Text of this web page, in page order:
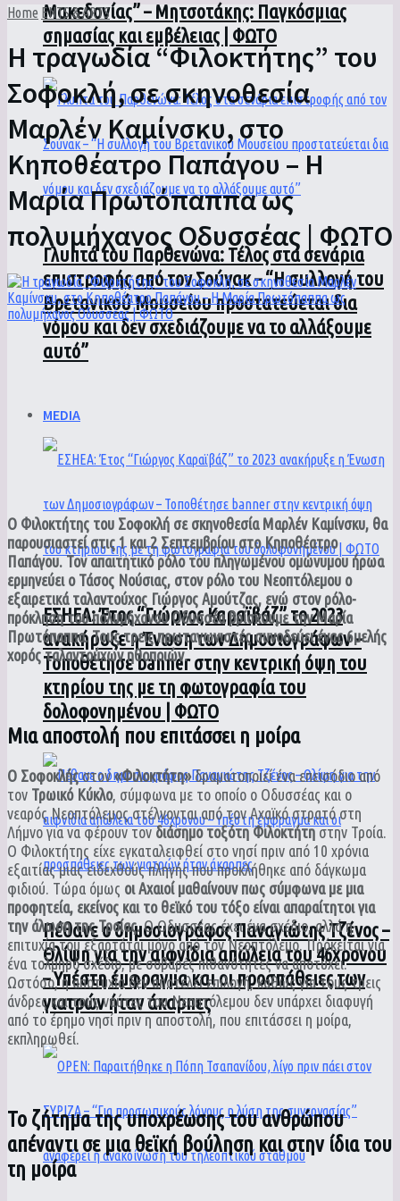
Μακεδονίας” – Μητσοτάκης: Παγκόσμιας
σημασίας και εμβέλειας | ΦΩΤΟ
Γλυπτά του Παρθενώνα: Τέλος στα σενάρια
επιστροφής από τον Σούνακ – “Η συλλογή του
Βρετανικού Μουσείου προστατεύεται δια
νόμου και δεν σχεδιάζουμε να το αλλάξουμε
αυτό”
MEDIA
ΕΣΗΕΑ: Έτος “Γιώργος Καραϊβάζ” το 2023
ανακήρυξε η Ένωση των Δημοσιογράφων –
Τοποθέτησε banner στην κεντρική όψη του
κτηρίου της με τη φωτογραφία του
δολοφονημένου | ΦΩΤΟ
Πέθανε ο δημοσιογράφος Παναγιώτης Τζένος –
Θλίψη για την αιφνίδια απώλεια του 46χρονου
– Υπέστη έμφραγμα και οι προσπάθειες των
γιατρών ήταν άκαρπες
Home ENTS & ARTS
Η τραγωδία “Φιλοκτήτης” του
Σοφοκλή, σε σκηνοθεσία
Μαρλέν Καμίνσκυ, στο
Κηποθέατρο Παπάγου – Η
Μαρία Πρωτόπαππα ως
πολυμήχανος Οδυσσέας | ΦΩΤΟ
Ο Φιλοκτήτης του Σοφοκλή σε σκηνοθεσία Μαρλέν Καμίνσκυ, θα
παρουσιαστεί στις 1 και 2 Σεπτεμβρίου στο Κηποθέατρο
Παπάγου. Τον απαιτητικό ρόλο του πληγωμένου ομώνυμου ήρωα
ερμηνεύει ο Τάσος Νούσιας, στον ρόλο του Νεοπτόλεμου ο
εξαιρετικά ταλαντούχος Γιώργος Αμούτζας, ενώ στον ρόλο-
πρόκληση του πολυμήχανου Οδυσσέα βρίσκουμε τηνΜαρία
Πρωτόπαππα. Τους τρεις πρωταγωνιστές συνοδεύει ένας 6μελής
χορός ταλαντούχων ηθοποιών.
Μια αποστολή που επιτάσσει η μοίρα
Ο Σοφοκλήςστον«Φιλοκτήτη»δραματοποιεί ένα επεισόδιο από
τον Τρωικό Κύκλο, σύμφωνα με το οποίο ο Οδυσσέας και ο
νεαρός Νεοπτόλεμος στέλνονται από τον Αχαϊκό στρατό στη
Λήμνο για να φέρουν τονδιάσημο τοξότη Φιλοκτήτηστην Τροία.
Ο Φιλοκτήτης είχε εγκαταλειφθεί στο νησί πριν από 10 χρόνια
εξαιτίας μιας ειδεχθούς πληγής που προκλήθηκε από δάγκωμα
φιδιού. Τώρα όμως οι Αχαιοί μαθαίνουν πως σύμφωνα με μια
προφητεία, εκείνος και το θεϊκό του τόξο είναι απαραίτητοι για
την άλωση της Τροίας.Ο Οδυσσέας έχει ένα σχέδιο, αλλά η
επιτυχία του εξαρτάται μόνο από τον Νεοπτόλεμο. Πρόκειται για
ένα τολμηρό σχέδιο, με σοβαρές πιθανότητες να αποτύχει.
Ωστόσο, η αποτυχία δεν αποτελεί επιλογή, καθώς για τους τρεις
άνδρες και τους ναύτες του Νεοπτόλεμου δεν υπάρχει διαφυγή
από το έρημο νησί πριν η αποστολή, που επιτάσσει η μοίρα,
εκπληρωθεί.
Το ζήτημα της υποχρέωσης του ανθρώπου
απέναντι σε μια θεϊκή βούληση και στην ίδια του
τη μοίρα